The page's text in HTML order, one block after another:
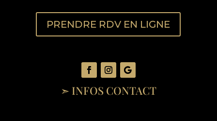
PRENDRE RDV EN LIGNE
➣ INFOS CONTACT